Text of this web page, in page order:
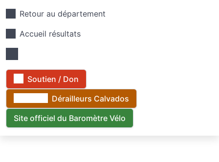
Retour au département
Accueil résultats
Soutien / Don
Dérailleurs Calvados
Site officiel du Baromètre Vélo